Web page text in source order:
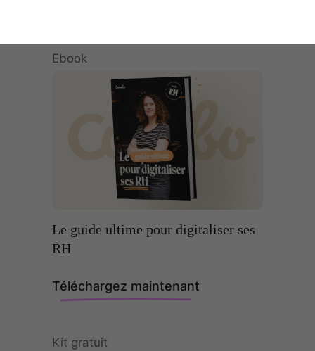
Ebook
Le guide ultime pour digitaliser ses
RH
Téléchargez maintenant
Kit gratuit